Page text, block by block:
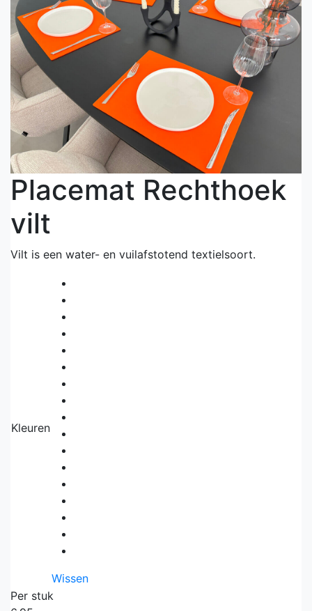
Placemat Rechthoek
vilt
Vilt is een water- en vuilafstotend textielsoort.
Kleuren
Wissen
Per stuk